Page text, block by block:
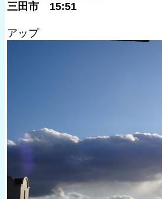
三田市 15:51
アップ